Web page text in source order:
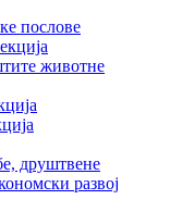
послове
животне
друштвене
развој